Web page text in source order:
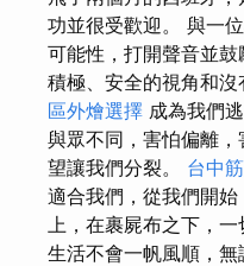
功並很受歡迎。 與一
可能性，打開聲音並鼓
積極、安全的視角和沒
區外燴選擇 成為我們
與眾不同，害怕偏離
望讓我們分裂。 台中
適合我們，從我們開始
上，在裹屍布之下，
生活不會一帆風順，